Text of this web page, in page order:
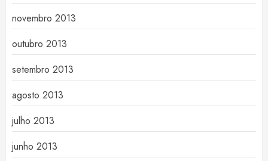
novembro 2013
outubro 2013
setembro 2013
agosto 2013
julho 2013
junho 2013